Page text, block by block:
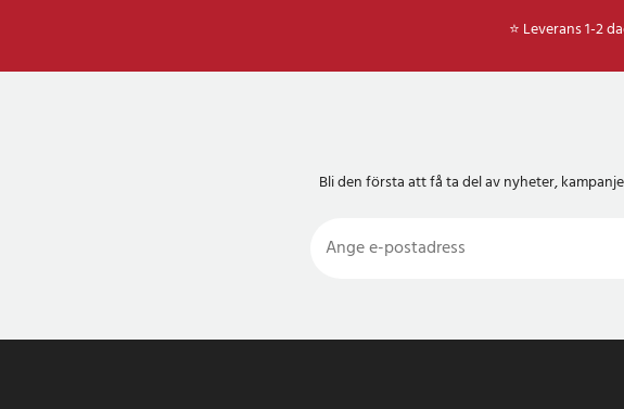
⭐ Leverans 1-2
Bli den första att få ta del av nyheter,